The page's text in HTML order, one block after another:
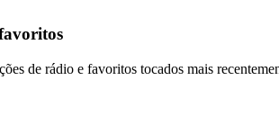
de rádio e favoritos tocados mais